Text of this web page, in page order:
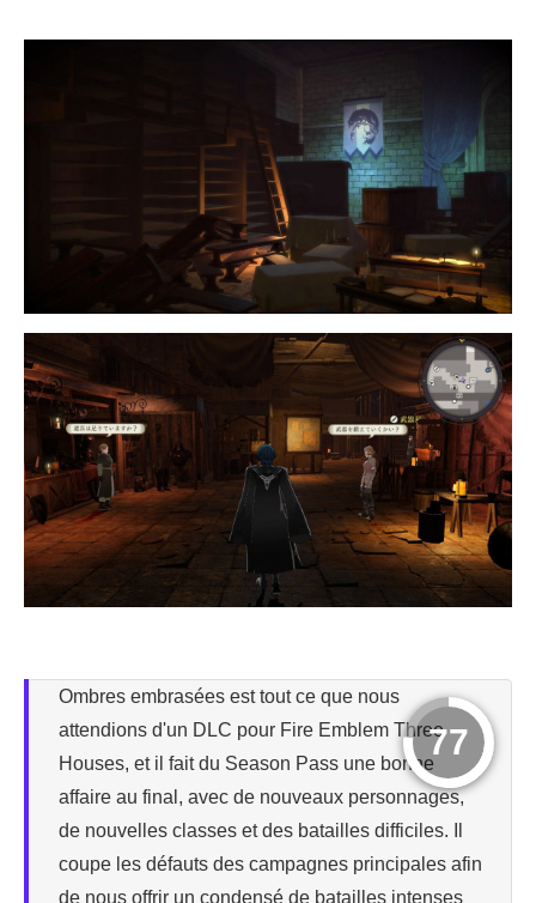
77
Ombres embrasées est tout ce que nous
attendions d'un DLC pour Fire Emblem Three
Houses, et il fait du Season Pass une bonne
affaire au final, avec de nouveaux personnages,
de nouvelles classes et des batailles difficiles. Il
coupe les défauts des campagnes principales afin
de nous offrir un condensé de batailles intenses